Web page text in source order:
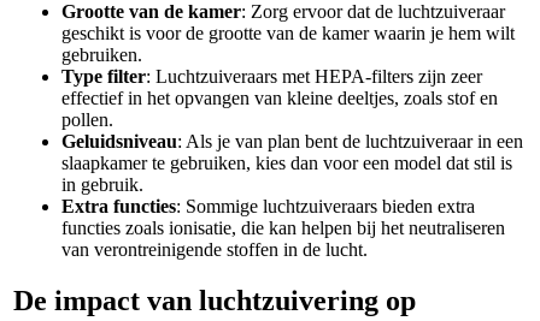
Grootte van de kamer: Zorg ervoor dat de luchtzuiveraar
geschikt is voor de grootte van de kamer waarin je hem wilt
gebruiken.
Type filter: Luchtzuiveraars met HEPA-filters zijn zeer
effectief in het opvangen van kleine deeltjes, zoals stof en
pollen.
Geluidsniveau: Als je van plan bent de luchtzuiveraar in een
slaapkamer te gebruiken, kies dan voor een model dat stil is
in gebruik.
Extra functies: Sommige luchtzuiveraars bieden extra
functies zoals ionisatie, die kan helpen bij het neutraliseren
van verontreinigende stoffen in de lucht.
De impact van luchtzuivering op